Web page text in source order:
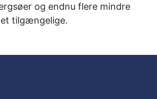
og endnu flere mindre
tilgængelige.